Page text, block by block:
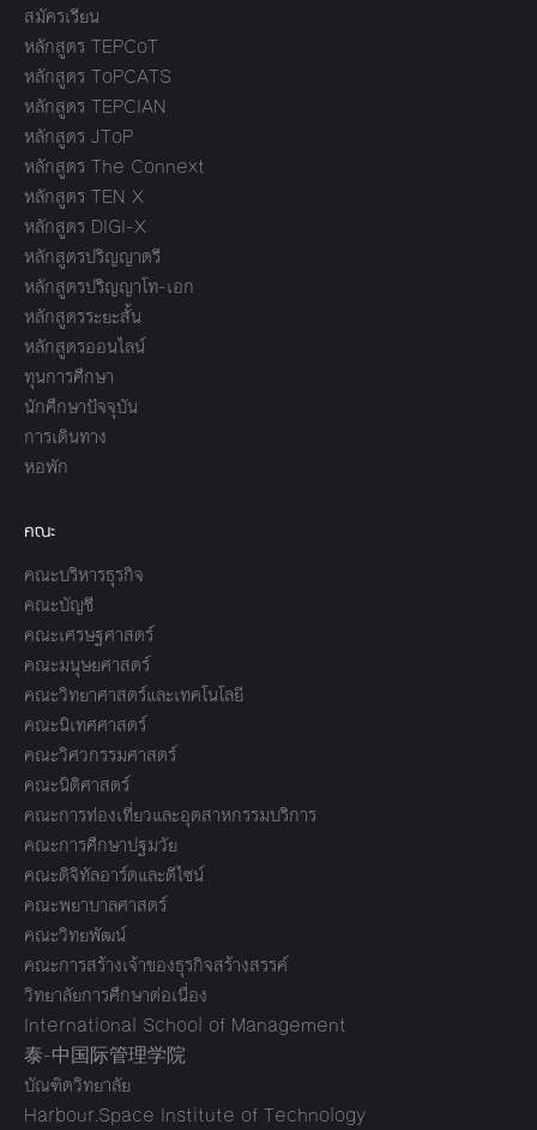
สมัครเรียน
หลักสูตร TEPCoT
หลักสูตร ToPCATS
หลักสูตร TEPCIAN
หลักสูตร JToP
หลักสูตร The Connext
หลักสูตร TEN X
หลักสูตร DIGI-X
หลักสูตรปริญญาตรี
หลักสูตรปริญญาโท-เอก
หลักสูตรระยะสั้น
หลักสูตรออนไลน์
ทุนการศึกษา
นักศึกษาปัจจุบัน
การเดินทาง
หอพัก
คณะ
คณะบริหารธุรกิจ
คณะบัญชี
คณะเศรษฐศาสตร์
คณะมนุษยศาสตร์
คณะวิทยาศาสตร์และเทคโนโลยี
คณะนิเทศศาสตร์
คณะวิศวกรรมศาสตร์
คณะนิติศาสตร์
คณะการท่องเที่ยวและอุตสาหกรรมบริการ
คณะการศึกษาปฐมวัย
คณะดิจิทัลอาร์ตและดีไซน์
คณะพยาบาลศาสตร์
คณะวิทยพัฒน์
คณะการสร้างเจ้าของธุรกิจสร้างสรรค์
วิทยาลัยการศึกษาต่อเนื่อง
International School of Management
泰-中国际管理学院
บัณฑิตวิทยาลัย
Harbour.Space Institute of Technology